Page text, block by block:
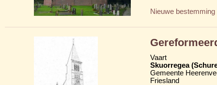
Nieuwe bestemming
Vaart
Skuorregea
Gemeente
Friesland